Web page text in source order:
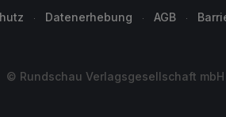
Datenerhebung AGB
© Rundschau Verlagsgesellschaft